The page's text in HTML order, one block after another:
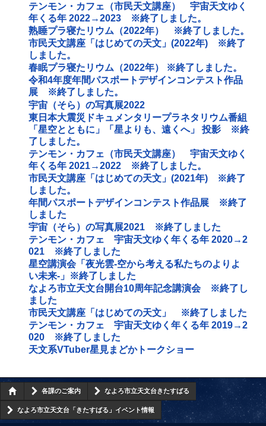
テンモン・カフェ（市民天文講座） 宇宙天文ゆく
年くる年 2022→2023 ※終了しました。
熟睡プラ寝たリウム（2022年） ※終了しました。
市民天文講座「はじめての天文」(2022年) ※終了
しました。
春眠プラ寝たリウム（2022年） ※終了しました。
令和4年度年間パスポートデザインコンテスト作品
展 ※終了しました。
宇宙（そら）の写真展2022
東日本大震災ドキュメンタリープラネタリウム番組
「星空とともに」「星よりも、遠くへ」 投影 ※終
了しました。
テンモン・カフェ（市民天文講座） 宇宙天文ゆく
年くる年 2021→2022 ※終了しました。
市民天文講座「はじめての天文」(2021年) ※終了
しました。
年間パスポートデザインコンテスト作品展 ※終了
しました
宇宙（そら）の写真展2021 ※終了しました
テンモン・カフェ 宇宙天文ゆく年くる年 2020→2
021 ※終了しました
星空講演会「夜光雲‐空から考える私たちのよりよ
い未来‐」※終了しました
なよろ市立天文台開台10周年記念講演会 ※終了し
ました
市民天文講座「はじめての天文」 ※終了しました
テンモン・カフェ 宇宙天文ゆく年くる年 2019→2
020 ※終了しました
天文系VTuber星見まどかトークショー
各課のご案内 なよろ市立天文台きたすばる
なよろ市立天文台「きたすばる」イベント情報